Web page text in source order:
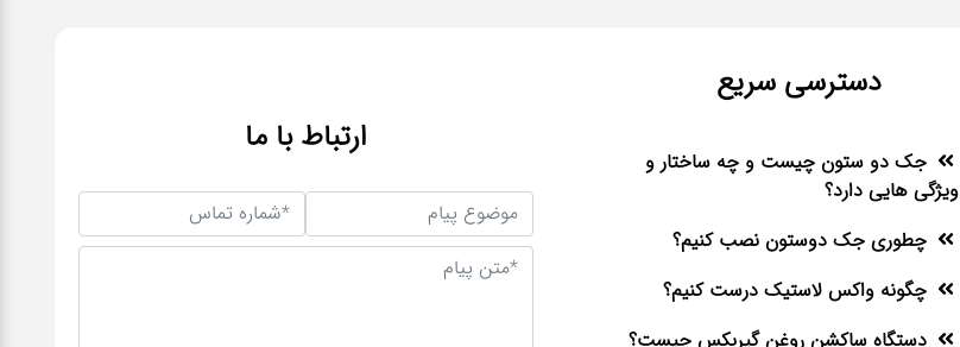
دسترسی سریع
جک دو ستون چیست و چه ساختار و
ویژگی هایی دارد؟
چطوری جک دوستون نصب کنیم؟
چگونه واکس لاستیک درست کنیم؟
ارتباط با ما